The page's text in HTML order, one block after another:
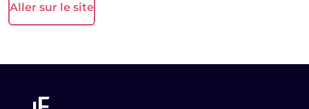
Aller sur le site